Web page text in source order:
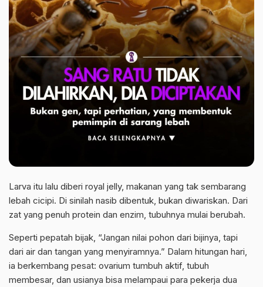
Larva itu lalu diberi royal jelly, makanan yang tak sembarang
lebah cicipi. Di sinilah nasib dibentuk, bukan diwariskan. Dari
zat yang penuh protein dan enzim, tubuhnya mulai berubah.
Seperti pepatah bijak, “Jangan nilai pohon dari bijinya, tapi
dari air dan tangan yang menyiramnya.” Dalam hitungan hari,
ia berkembang pesat: ovarium tumbuh aktif, tubuh
membesar, dan usianya bisa melampaui para pekerja dua